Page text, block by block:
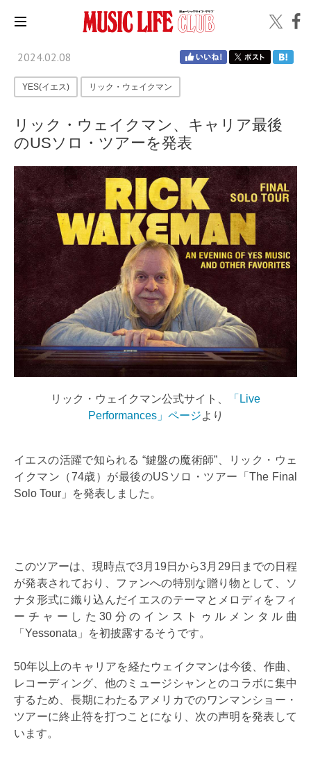
2024.02.08
YES(イエス) リック・ウェイクマン
リック・ウェイクマン、キャリア最後
のUSソロ・ツアーを発表
リック・ウェイクマン公式サイト、
「Live
Performances」ページより
イエスの活躍で知られる “鍵盤の魔術師”、リック・ウェ
イクマン（74歳）が最後のUSソロ・ツアー「The Final
Solo Tour」を発表しました。
このツアーは、現時点で3月19日から3月29日までの日程
が発表されており、ファンへの特別な贈り物として、ソ
ナタ形式に織り込んだイエスのテーマとメロディをフィ
ーチャーした30分のインストゥルメンタル曲
「Yessonata」を初披露するそうです。
50年以上のキャリアを経たウェイクマンは今後、作曲、
レコーディング、他のミュージシャンとのコラボに集中
するため、長期にわたるアメリカでのワンマンショー・
ツアーに終止符を打つことになり、次の声明を発表して
います。